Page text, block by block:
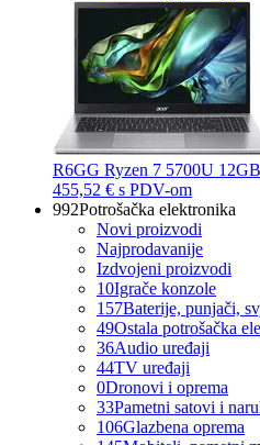
R6GG Ryzen 7 5700U
455,52 € s PDV-om
992Potrošačka elektronika
Novi proizvodi
Najprodavanije
Izdvojeni proizvodi
10Igrače konzole
157Baterije, punjači,
49Ostala potrošačka
36Audio uređaji
44TV uređaji
0Dronovi i oprema
33Pametni satovi i
106Glazbena oprema